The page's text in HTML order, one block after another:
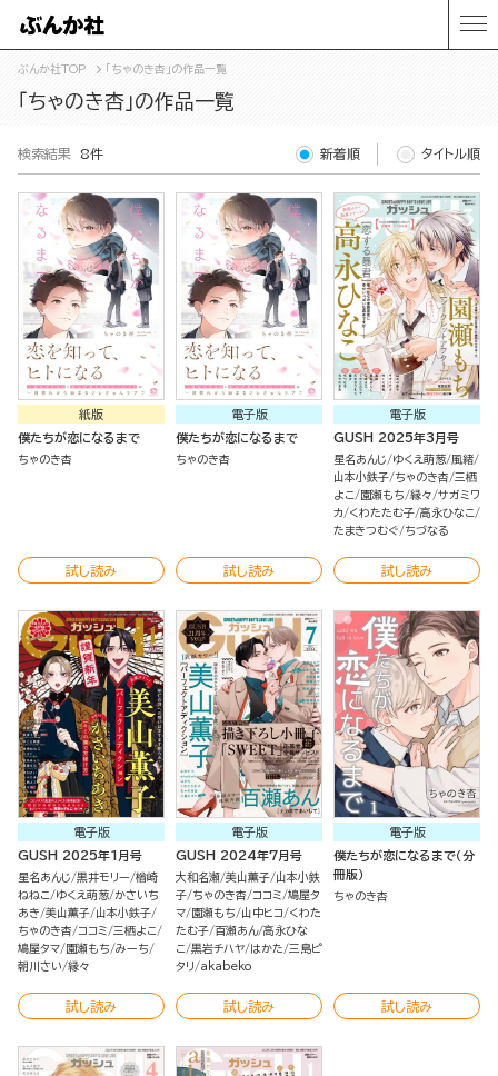
ぶんか社TOP 「ちゃのき杏」の作品一覧
「ちゃのき杏」の作品一覧
検索結果 8件 新着順 タイトル順
紙版
僕たちが恋になるまで
ちゃのき杏
試し読み
電子版
僕たちが恋になるまで
ちゃのき杏
試し読み
電子版
GUSH 2025年3月号
星名あんじ ゆくえ萌葱 風緒
山本小鉄子 ちゃのき杏 三栖
よこ
園瀬もち 縁々 サガミワ
カ
くわたたむ子 高永ひなこ
たまきつむぐ
ちづなる
試し読み
電子版
GUSH 2025年1月号
星名あんじ 黒井モリー 楢崎
ねねこ
ゆくえ萌葱 かさいち
あき 美山薫子 山本小鉄子
ちゃのき杏
ココミ 三栖よこ
鳩屋タマ 園瀬もち みーち
朝川さい 縁々
試し読み
電子版
GUSH 2024年7月号
大和名瀬 美山薫子 山本小鉄
子 ちゃのき杏 ココミ 鳩屋タ
マ 園瀬もち 山中ヒコ
くわた
たむ子 百瀬あん 高永ひな
こ 黒岩チハヤ はかた 三島ピ
タリ
akabeko
試し読み
電子版
僕たちが恋になるまで（分
冊版）
ちゃのき杏
試し読み